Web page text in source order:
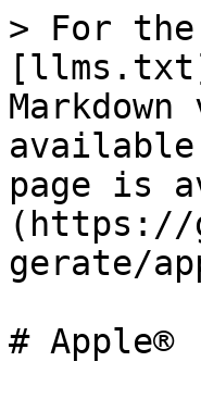
> For the
page is
(https://
gerate/
# Apple®